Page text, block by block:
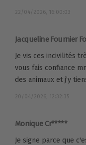
22/04/2026, 16:00:03
Jacqueline Fournier
Je vis ces incivilités
vous fais confiance
des animaux et j’y
20/04/2026, 12:32:35
Monique Cr*****
Je signe parce que